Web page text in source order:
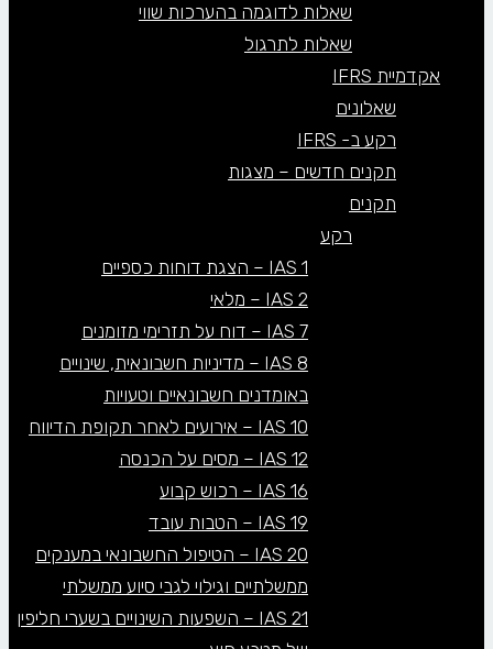
שאלות לדוגמה בהערכות שווי
שאלות לתרגול
אקדמיית IFRS
שאלונים
רקע ב- IFRS
תקנים חדשים – מצגות
תקנים
רקע
IAS 1 – הצגת דוחות כספיים
IAS 2 – מלאי
IAS 7 – דוח על תזרימי מזומנים
IAS 8 – מדיניות חשבונאית, שינויים
באומדנים חשבונאיים וטעויות
IAS 10 – אירועים לאחר תקופת הדיווח
IAS 12 – מסים על הכנסה
IAS 16 – רכוש קבוע
IAS 19 – הטבות עובד
IAS 20 – הטיפול החשבונאי במענקים
ממשלתיים וגילוי לגבי סיוע ממשלתי
IAS 21 – השפעות השינויים בשערי חליפין